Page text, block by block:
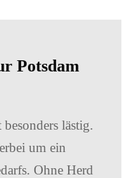
Potsdam
besonders lästig.
um ein
Ohne Herd